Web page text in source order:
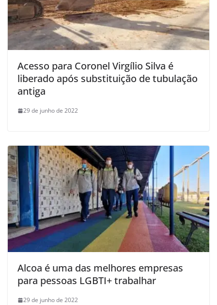
Acesso para Coronel Virgílio Silva é
liberado após substituição de tubulação
antiga
29 de junho de 2022
Alcoa é uma das melhores empresas
para pessoas LGBTI+ trabalhar
29 de junho de 2022